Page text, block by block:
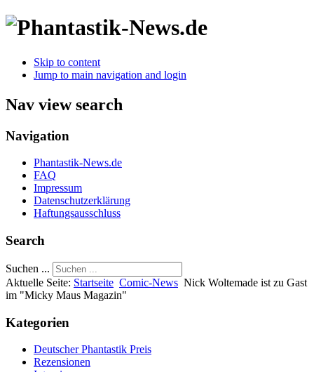
Skip to content
Jump to main navigation and login
Nav view search
Navigation
Phantastik-News.de
FAQ
Impressum
Datenschutzerklärung
Haftungsausschluss
Search
Suchen ...
Aktuelle Seite: Startseite Comic-News Nick Woltemade ist zu Gast
im "Micky Maus Magazin"
Kategorien
Deutscher Phantastik Preis
Rezensionen